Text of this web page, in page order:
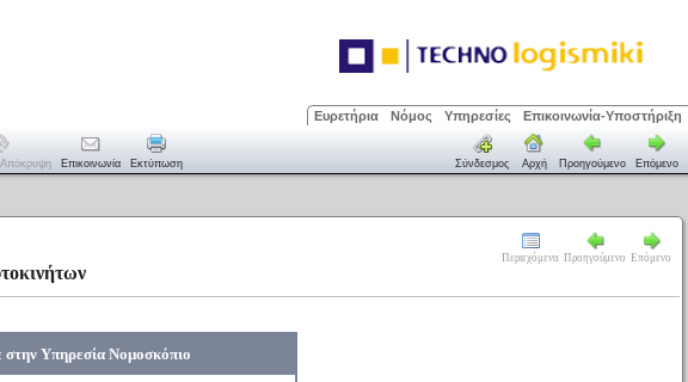
Ευρετήρια Νόμος Υπηρεσίες Επικοινωνία-Υποστήριξη
απόκρυψη Επικοινωνία Εκτύπωση Σύνδεσμος Αρχή Προηγούμενο Επόμενο